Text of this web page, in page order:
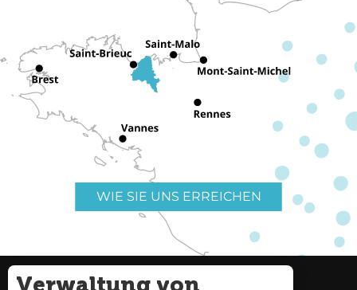
WIE SIE UNS ERREICHEN
Nützliche Links